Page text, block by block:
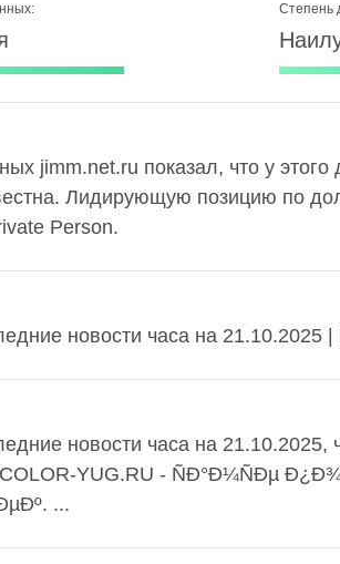
Степень
jimm.net.ru показал, что у
Лидирующую позицию по
Person.
новости часа на 21.10.2025 |
новости часа на 21.10.2025,
YUG.RU - ÑÐ°Ð¼ÑÐµ
...